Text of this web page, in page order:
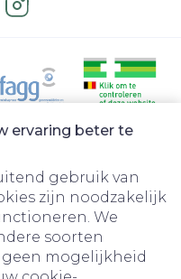
ervaring beter te
gebruik van
zijn noodzakelijk
We
soorten
geen mogelijkheid